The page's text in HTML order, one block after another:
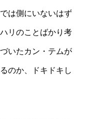
は側にいないはず
リのことばかり考
いたカン・テムが
のか、ドキドキし